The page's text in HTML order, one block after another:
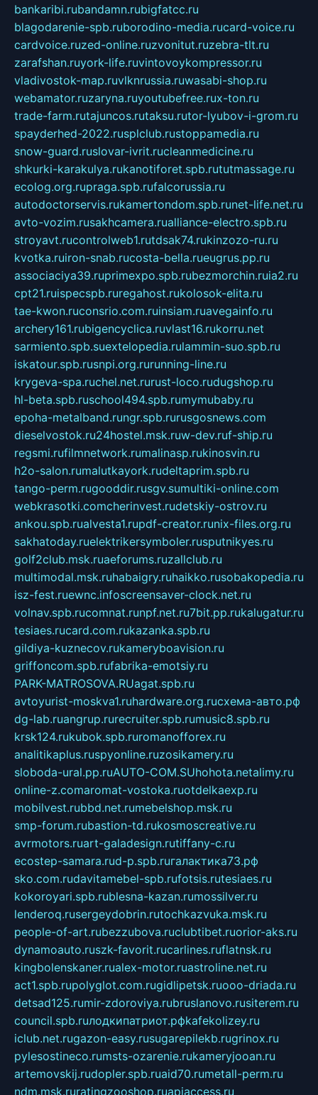
bankaribi.rubandamn.rubigfatcc.ru
blagodarenie-spb.ruborodino-media.rucard-voice.ru
cardvoice.ruzed-online.ruzvonitut.ruzebra-tlt.ru
zarafshan.ruyork-life.ruvintovoykompressor.ru
vladivostok-map.ruvlknrussia.ruwasabi-shop.ru
webamator.ruzaryna.ruyoutubefree.rux-ton.ru
trade-farm.rutajuncos.rutaksu.rutor-lyubov-i-grom.ru
spayderhed-2022.rusplclub.rustoppamedia.ru
snow-guard.ruslovar-ivrit.rucleanmedicine.ru
shkurki-karakulya.rukanotiforet.spb.rututmassage.ru
ecolog.org.rupraga.spb.rufalcorussia.ru
autodoctorservis.rukamertondom.spb.runet-life.net.ru
avto-vozim.rusakhcamera.rualliance-electro.spb.ru
stroyavt.rucontrolweb1.rutdsak74.rukinzozo-ru.ru
kvotka.ruiron-snab.rucosta-bella.rueugrus.pp.ru
associaciya39.ruprimexpo.spb.rubezmorchin.ruia2.ru
cpt21.ruispecspb.ruregahost.rukolosok-elita.ru
tae-kwon.ruconsrio.com.ruinsiam.ruavegainfo.ru
archery161.rubigencyclica.ruvlast16.rukorru.net
sarmiento.spb.suextelopedia.rulammin-suo.spb.ru
iskatour.spb.rusnpi.org.rurunning-line.ru
krygeva-spa.ruchel.net.rurust-loco.rudugshop.ru
hl-beta.spb.ruschool494.spb.rumymubaby.ru
epoha-metalband.rungr.spb.rurusgosnews.com
dieselvostok.ru24hostel.msk.ruw-dev.ruf-ship.ru
regsmi.rufilmnetwork.rumalinasp.rukinosvin.ru
h2o-salon.rumalutkayork.rudeltaprim.spb.ru
tango-perm.rugooddir.rusgv.sumultiki-online.com
webkrasotki.comcherinvest.rudetskiy-ostrov.ru
ankou.spb.rualvesta1.rupdf-creator.runix-files.org.ru
sakhatoday.ruelektrikersymboler.rusputnikyes.ru
golf2club.msk.ruaeforums.ruzallclub.ru
multimodal.msk.ruhabaigry.ruhaikko.rusobakopedia.ru
isz-fest.ruewnc.infoscreensaver-clock.net.ru
volnav.spb.rucomnat.runpf.net.ru7bit.pp.rukalugatur.ru
tesiaes.rucard.com.rukazanka.spb.ru
gildiya-kuznecov.rukameryboavision.ru
griffoncom.spb.rufabrika-emotsiy.ru
PARK-MATROSOVA.RUagat.spb.ru
avtoyurist-moskva1.ruhardware.org.ruсхема-авто.рф
dg-lab.ruangrup.rurecruiter.spb.rumusic8.spb.ru
krsk124.rukubok.spb.ruromanofforex.ru
analitikaplus.ruspyonline.ruzosikamery.ru
sloboda-ural.pp.ruAUTO-COM.SUhohota.netalimy.ru
online-z.comaromat-vostoka.ruotdelkaexp.ru
mobilvest.rubbd.net.rumebelshop.msk.ru
smp-forum.rubastion-td.rukosmoscreative.ru
avrmotors.ruart-galadesign.rutiffany-c.ru
ecostep-samara.rud-p.spb.ruгалактика73.рф
sko.com.rudavitamebel-spb.rufotsis.rutesiaes.ru
kokoroyari.spb.rublesna-kazan.rumossilver.ru
lenderoq.rusergeydobrin.rutochkazvuka.msk.ru
people-of-art.rubezzubova.ruclubtibet.ruorior-aks.ru
dynamoauto.ruszk-favorit.rucarlines.ruflatnsk.ru
kingbolenskaner.rualex-motor.ruastroline.net.ru
act1.spb.rupolyglot.com.rugidlipetsk.ruooo-driada.ru
detsad125.rumir-zdoroviya.rubruslanovo.rusiterem.ru
council.spb.ruлодкипатриот.рфkafekolizey.ru
iclub.net.rugazon-easy.rusugarepilekb.rugrinox.ru
pylesostineco.rumsts-ozarenie.rukameryjooan.ru
artemovskij.rudopler.spb.ruaid70.rumetall-perm.ru
ndm.msk.ruratingzooshop.ruapiaccess.ru